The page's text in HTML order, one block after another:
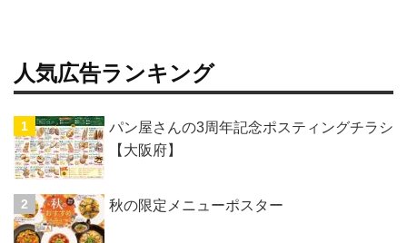
人気広告ランキング
パン屋さんの3周年記念ポスティングチラシ
【大阪府】
秋の限定メニューポスター